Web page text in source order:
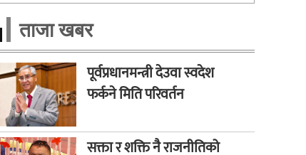
ताजा खबर
पूर्वप्रधानमन्त्री देउवा स्वदेश
फर्कने मिति परिवर्तन
सक्ता र शक्ति नै राजनीतिको